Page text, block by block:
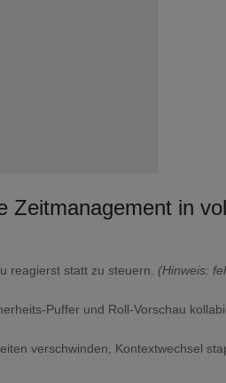
Zeitmanagement in
reagierst statt zu steuern. (Hinweis:
Puffer und Roll-Vorschau
verschwinden, Kontextwechsel